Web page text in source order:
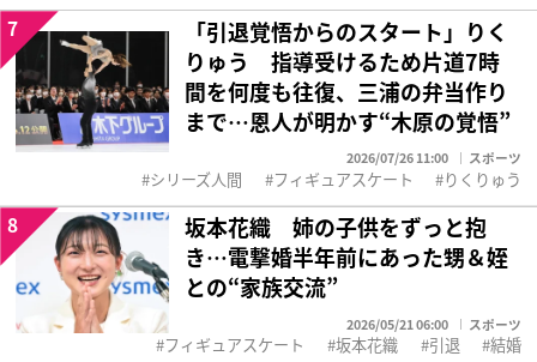
「引退覚悟からのスタート」りく
りゅう 指導受けるため片道7時
間を何度も往復、三浦の弁当作り
まで…恩人が明かす“木原の覚悟”
2026/07/26 11:00 スポーツ
7
シリーズ人間 フィギュアスケート りくりゅう
坂本花織 姉の子供をずっと抱
き…電撃婚半年前にあった甥＆姪
との“家族交流”
2026/05/21 06:00 スポーツ
8
フィギュアスケート 坂本花織 引退 結婚